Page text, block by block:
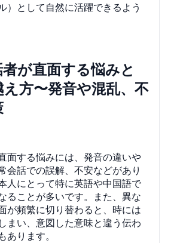
）として自然に活躍できるよう
が直面する悩みと
方〜発音や混乱、不
面する悩みには、発音の違いや
会話での誤解、不安などがあり
人にとって特に英語や中国語で
ることが多いです。また、異な
が頻繁に切り替わると、時には
まい、意図した意味と違う伝わ
あります。